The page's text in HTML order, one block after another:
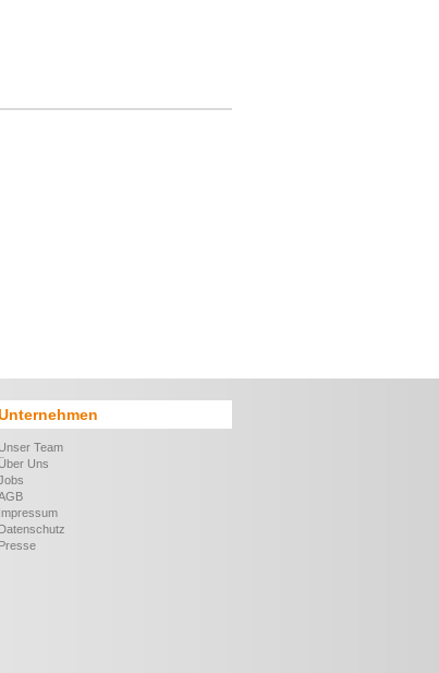
Unser Team
Über Uns
Impressum
Datenschutz
Presse